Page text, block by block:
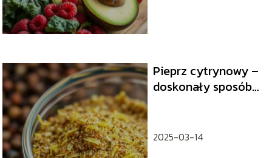
Pieprz cytrynowy –
doskonały sposób
2025-03-14